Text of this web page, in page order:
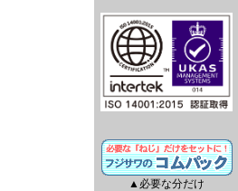
▲必要な分だけ